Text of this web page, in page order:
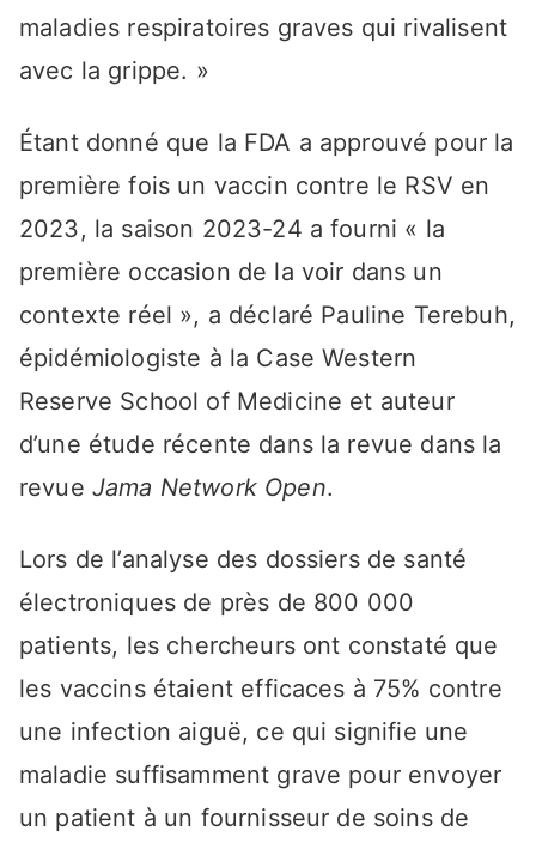
maladies respiratoires graves qui rivalisent
avec la grippe. »
Étant donné que la FDA a approuvé pour la
première fois un vaccin contre le RSV en
2023, la saison 2023-24 a fourni « la
première occasion de la voir dans un
contexte réel », a déclaré Pauline Terebuh,
épidémiologiste à la Case Western
Reserve School of Medicine et auteur
d’une étude récente dans la revue dans la
revue Jama Network Open.
Lors de l’analyse des dossiers de santé
électroniques de près de 800 000
patients, les chercheurs ont constaté que
les vaccins étaient efficaces à 75% contre
une infection aiguë, ce qui signifie une
maladie suffisamment grave pour envoyer
un patient à un fournisseur de soins de